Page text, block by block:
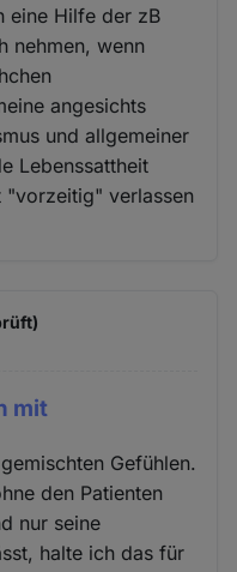
eine Hilfe der zB
nehmen, wenn
angesichts
und allgemeiner
Lebenssattheit
"vorzeitig" verlassen
mit
Gefühlen.
den Patienten
nur seine
halte ich das für